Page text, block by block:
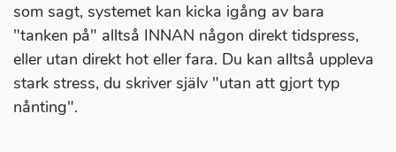
som sagt, systemet kan kicka igång av bara
"tanken på" alltså INNAN någon direkt tidspress,
eller utan direkt hot eller fara. Du kan alltså uppleva
stark stress, du skriver själv "utan att gjort typ
nånting".